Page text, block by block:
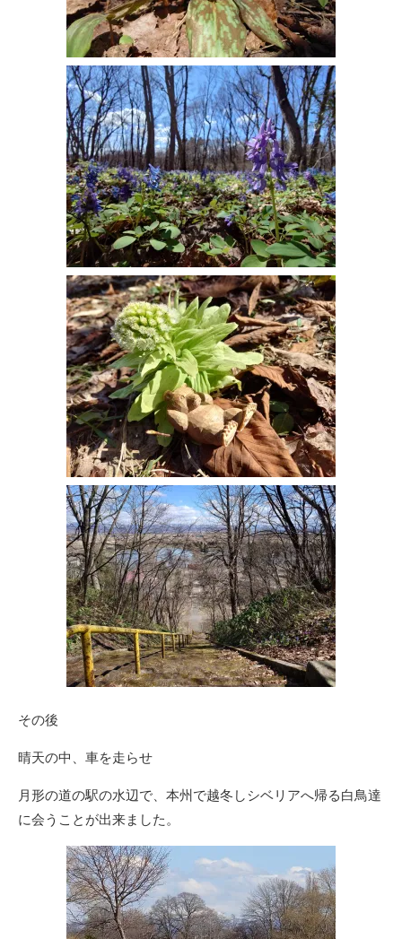
その後
晴天の中、車を走らせ
月形の道の駅の水辺で、本州で越冬しシベリアへ帰る白鳥達
に会うことが出来ました。